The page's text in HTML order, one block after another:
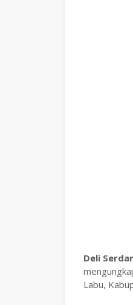
Deli
Labu,